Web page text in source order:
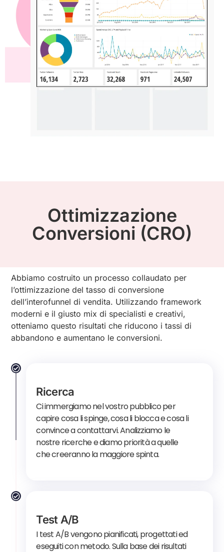
Ottimizzazione
Conversioni (CRO)
Abbiamo costruito un processo collaudato per
l’ottimizzazione del tasso di conversione
dell’interofunnel di vendita. Utilizzando framework
moderni e il giusto mix di specialisti e creativi,
otteniamo questo risultati che riducono i tassi di
abbandono e aumentano le conversioni.
Ricerca
Ci immergiamo nel vostro pubblico per
capire cosa li spinge, cosa li blocca e cosa li
convince a contattarvi. Analizziamo le
nostre ricerche e diamo priorità a quelle
che creeranno la maggiore spinta.
Test A/B
I test A/B vengono pianificati, progettati ed
eseguiti con metodo. Sulla base dei risultati